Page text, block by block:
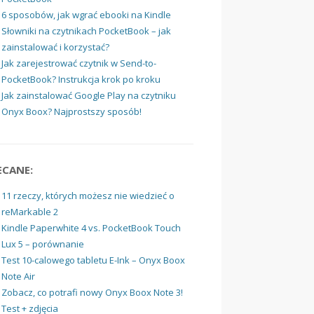
6 sposobów, jak wgrać ebooki na Kindle
Słowniki na czytnikach PocketBook – jak
zainstalować i korzystać?
Jak zarejestrować czytnik w Send-to-
PocketBook? Instrukcja krok po kroku
Jak zainstalować Google Play na czytniku
Onyx Boox? Najprostszy sposób!
11 rzeczy, których możesz nie wiedzieć o
reMarkable 2
Kindle Paperwhite 4 vs. PocketBook Touch
Lux 5 – porównanie
Test 10-calowego tabletu E-Ink – Onyx Boox
Note Air
Zobacz, co potrafi nowy Onyx Boox Note 3!
Test + zdjęcia